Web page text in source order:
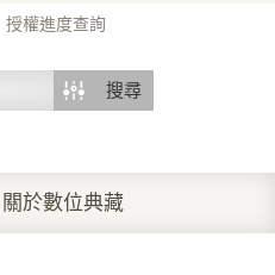
授權進度查詢
搜尋
關於數位典藏